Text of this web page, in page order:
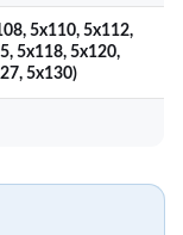
5x110, 5x112,
5x118, 5x120,
5x130)